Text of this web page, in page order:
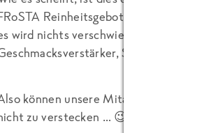
Reinheitsgebot. Schließlich
wird nichts verschwiegen. Bei
Stabilisatoren,
können unsere Mitarbeiter ruhigen
zu verstecken … 😉 Einige von uns